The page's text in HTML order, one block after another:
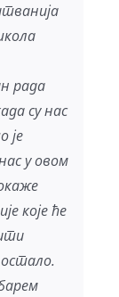
рада
су нас
је
у овом
које ће